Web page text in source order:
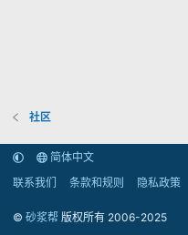
社区
简体中文
联系我们
条款和规则 隐私政策
© 砂浆帮 版权所有 2006-2025